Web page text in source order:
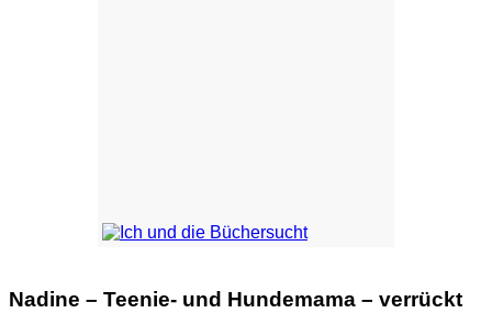
Nadine – Teenie- und Hundemama – verrückt